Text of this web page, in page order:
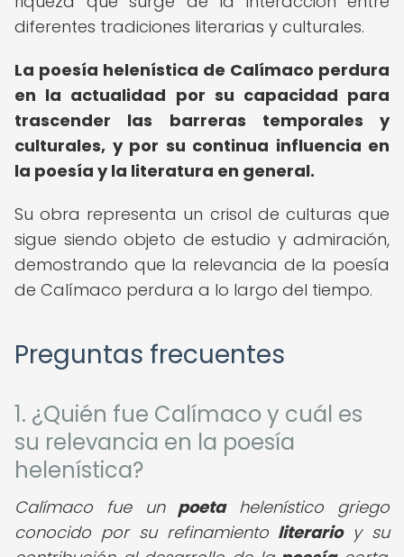
diferentes tradiciones literarias y culturales.
La poesía helenística de Calímaco perdura
en la actualidad por su capacidad para
trascender las barreras temporales y
culturales, y por su continua influencia en
la poesía y la literatura en general.
Su obra representa un crisol de culturas que
sigue siendo objeto de estudio y admiración,
demostrando que la relevancia de la poesía
de Calímaco perdura a lo largo del tiempo.
Preguntas frecuentes
1. ¿Quién fue Calímaco y cuál es
su relevancia en la poesía
helenística?
Calímaco fue un poetahelenístico griego
conocido por su refinamiento literarioy su